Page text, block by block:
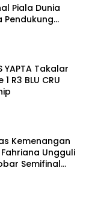
Piala Dunia
Pendukung
YAPTA Takalar
R3 BLU CRU
Kemenangan
Ungguli
Semifinal